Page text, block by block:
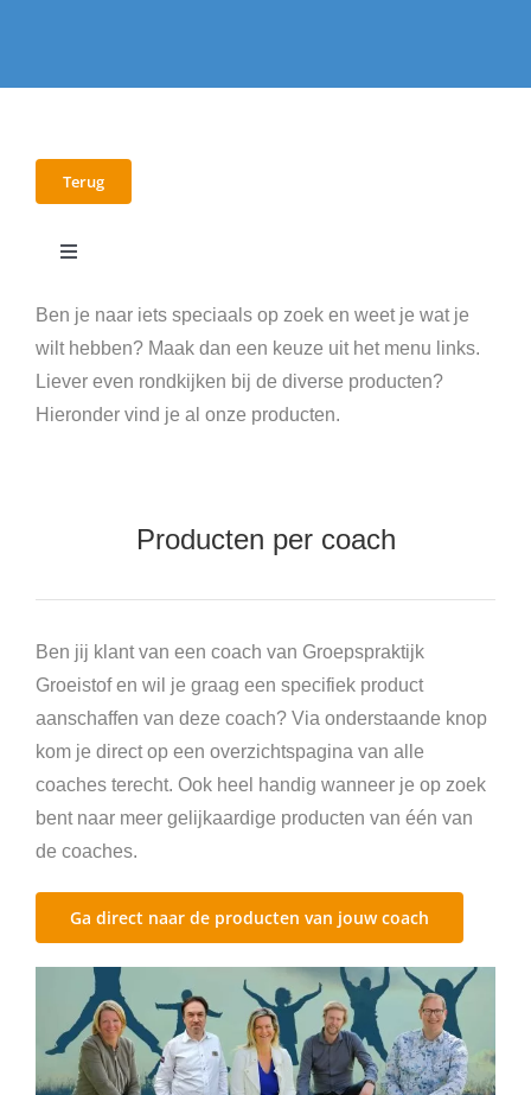
Terug
Toggle
E-books
Workshops
Agenda’s en boeken
Ben je naar iets speciaals op zoek en weet je wat je
wilt hebben? Maak dan een keuze uit het menu links.
Liever even rondkijken bij de diverse producten?
Hieronder vind je al onze producten.
Producten per coach
Ben jij klant van een coach van Groepspraktijk
Groeistof en wil je graag een specifiek product
aanschaffen van deze coach? Via onderstaande knop
kom je direct op een overzichtspagina van alle
coaches terecht. Ook heel handig wanneer je op zoek
bent naar meer gelijkaardige producten van één van
de coaches.
Ga direct naar de producten van jouw coach